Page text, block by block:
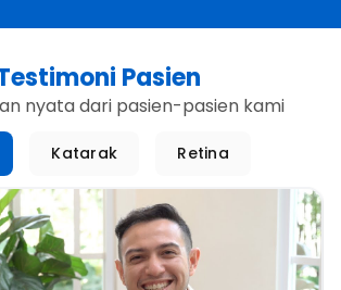
Pasien
nyata dari pasien-pasien kami
Katarak Retina